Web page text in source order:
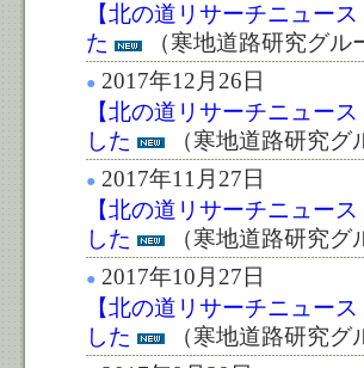
【北の道リサーチニュー
た
（寒地道路研究グル
● 2017年12月26日
【北の道リサーチニュー
した
（寒地道路研究グ
● 2017年11月27日
【北の道リサーチニュー
した
（寒地道路研究グ
● 2017年10月27日
【北の道リサーチニュー
した
（寒地道路研究グ